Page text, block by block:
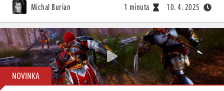
Michal Burian 1 minuta 10. 4. 2025
NOVINKA